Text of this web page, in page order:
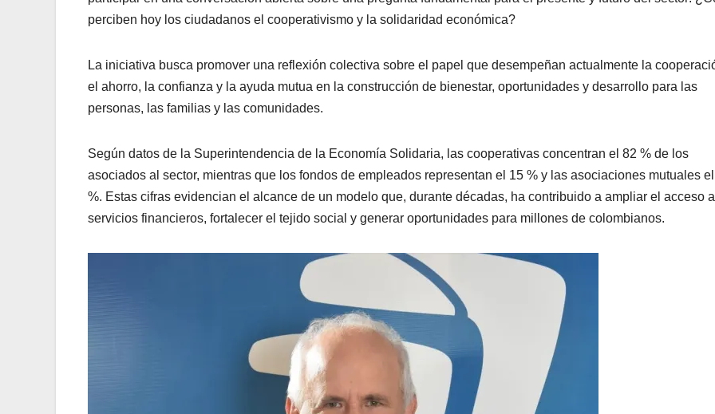
perciben hoy los ciudadanos el cooperativismo y la solidaridad económica?
La iniciativa busca promover una reflexión colectiva sobre el papel que desempeñan actualmente la
el ahorro, la confianza y la ayuda mutua en la construcción de bienestar, oportunidades y desarrollo para las
personas, las familias y las comunidades.
Según datos de la Superintendencia de la Economía Solidaria, las cooperativas concentran el 82 % de los
asociados al sector, mientras que los fondos de empleados representan el 15 % y las asociaciones mutuales
%. Estas cifras evidencian el alcance de un modelo que, durante décadas, ha contribuido a ampliar el acceso a
servicios financieros, fortalecer el tejido social y generar oportunidades para millones de colombianos.